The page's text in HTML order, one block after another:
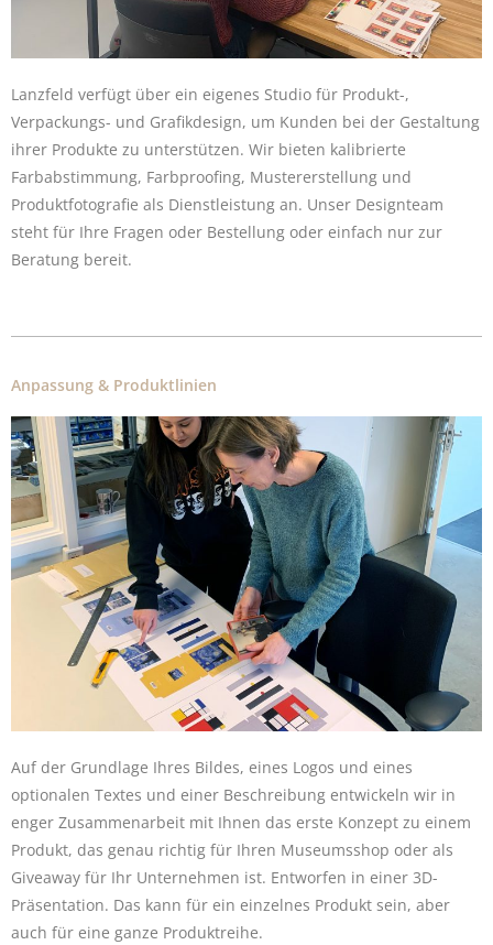
Lanzfeld verfügt über ein eigenes Studio für Produkt-,
Verpackungs- und Grafikdesign, um Kunden bei der Gestaltung
ihrer Produkte zu unterstützen. Wir bieten kalibrierte
Farbabstimmung, Farbproofing, Mustererstellung und
Produktfotografie als Dienstleistung an. Unser Designteam
steht für Ihre Fragen oder Bestellung oder einfach nur zur
Beratung bereit.
Anpassung & Produktlinien
Auf der Grundlage Ihres Bildes, eines Logos und eines
optionalen Textes und einer Beschreibung entwickeln wir in
enger Zusammenarbeit mit Ihnen das erste Konzept zu einem
Produkt, das genau richtig für Ihren Museumsshop oder als
Giveaway für Ihr Unternehmen ist. Entworfen in einer 3D-
Präsentation. Das kann für ein einzelnes Produkt sein, aber
auch für eine ganze Produktreihe.